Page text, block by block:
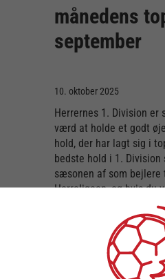
månedens
september
10. oktober 2025
Herrernes 1. Division er
værd at holde et godt
hold, der har lagt sig i
bedste hold i 1.
sæsonen af som bejlere
Herreligaen, og hvis du
tættere på nogle af de
befinder sig i 1.
at følge med i.
De øverste fire hold har
hvor HC Midtjylland har